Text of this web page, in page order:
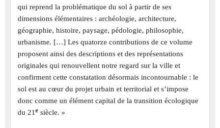
qui reprend la problématique du sol à partir de ses
dimensions élémentaires : archéologie, architecture,
géographie, histoire, paysage, pédologie, philosophie,
urbanisme. […] Les quatorze contributions de ce volume
proposent ainsi des descriptions et des représentations
originales qui renouvellent notre regard sur la ville et
confirment cette constatation désormais incontournable : le
sol est au cœur du projet urbain et territorial et s’impose
donc comme un élément capital de la transition écologique
du 21esiècle. »